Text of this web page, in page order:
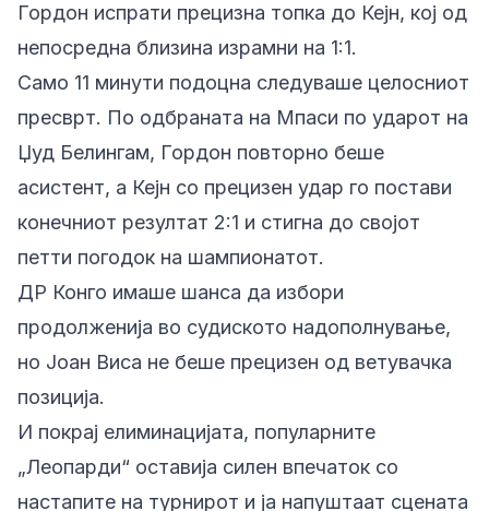
Гордон испрати прецизна топка до Кејн, кој од
непосредна близина израмни на 1:1.
Само 11 минути подоцна следуваше целосниот
пресврт. По одбраната на Мпаси по ударот на
Џуд Белингам, Гордон повторно беше
асистент, а Кејн со прецизен удар го постави
конечниот резултат 2:1 и стигна до својот
петти погодок на шампионатот.
ДР Конго имаше шанса да избори
продолженија во судиското надополнување,
но Јоан Виса не беше прецизен од ветувачка
позиција.
И покрај елиминацијата, популарните
„Леопарди“ оставија силен впечаток со
настапите на турнирот и ја напуштаат сцената